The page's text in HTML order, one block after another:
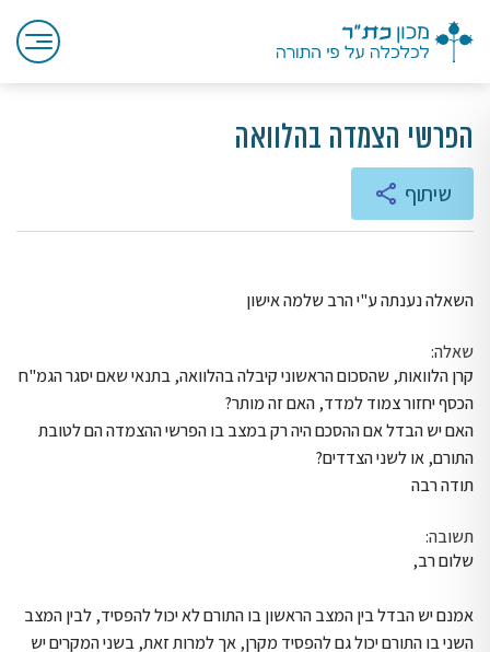
הפרשי הצמדה בהלוואה
שיתוף
השאלה נענתה ע"י הרב שלמה אישון
שאלה:
קרן הלוואות, שהסכום הראשוני קיבלה בהלוואה, בתנאי שאם יסגר הגמ"ח
הכסף יחזור צמוד למדד, האם זה מותר?
האם יש הבדל אם ההסכם היה רק במצב בו הפרשי ההצמדה הם לטובת
התורם, או לשני הצדדים?
תודה רבה
תשובה:
שלום רב,
אמנם יש הבדל בין המצב הראשון בו התורם לא יכול להפסיד, לבין המצב
השני בו התורם יכול גם להפסיד מקרן, אך למרות זאת, בשני המקרים יש